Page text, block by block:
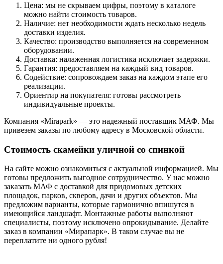
Цена: мы не скрываем цифры, поэтому в каталоге
можно найти стоимость товаров.
Наличие: нет необходимости ждать несколько недель
доставки изделия.
Качество: производство выполняется на современном
оборудовании.
Доставка: налаженная логистика исключает задержки.
Гарантия: предоставляем на каждый вид товаров.
Содействие: сопровождаем заказ на каждом этапе его
реализации.
Ориентир на покупателя: готовы рассмотреть
индивидуальные проекты.
Компания «Mirapark» — это надежный поставщик МАФ. Мы
привезем заказы по любому адресу в Московской области.
Стоимость скамейки уличной со спинкой
На сайте можно ознакомиться с актуальной информацией. Мы
готовы предложить выгодное сотрудничество. У нас можно
заказать МАФ с доставкой для придомовых детских
площадок, парков, скверов, дачи и других объектов. Мы
предложим варианты, которые гармонично впишутся в
имеющийся ландшафт. Монтажные работы выполняют
специалисты, поэтому исключено опрокидывание. Делайте
заказ в компании «Мирапарк». В таком случае вы не
переплатите ни одного рубля!